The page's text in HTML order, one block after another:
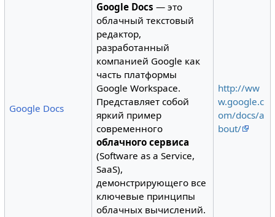
Google Docs
Google Docs — это
облачный текстовый
редактор,
разработанный
компанией Google как
часть платформы
Google Workspace.
Представляет собой
яркий пример
современного
облачного сервиса
(Software as a Service,
SaaS),
демонстрирующего все
ключевые принципы
облачных вычислений.
http://ww
w.google.c
om/docs/a
bout/